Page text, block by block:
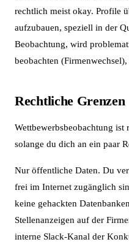
rechtlich meist okay. Profile
aufzubauen, speziell in der
Beobachtung, wird
beobachten
Rechtliche Grenzen
Wettbewerbsbeobachtung
solange du dich an ein paar
Nur öffentliche Daten. Du
frei im Internet zugänglich
keine gehackten
Stellenanzeigen auf der
interne Slack-Kanal der